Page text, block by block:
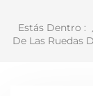
Estás Dentro :
De Las Ruedas